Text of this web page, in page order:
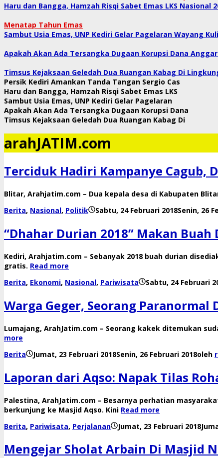
Haru dan Bangga, Hamzah Risqi Sabet Emas LKS
​Menatap Tahun Emas
Sambut Usia Emas, UNP Kediri Gelar Pagelaran Wayang
Apakah Akan Ada Tersangka Dugaan Korupsi Dana
Timsus Kejaksaan Geledah Dua Ruangan Kabag Di
Persik Kediri Amankan Tanda Tangan Sergio Cas
Haru dan Bangga, Hamzah Risqi Sabet Emas LKS
Sambut Usia Emas, UNP Kediri Gelar Pagelaran
Apakah Akan Ada Tersangka Dugaan Korupsi Dana
Timsus Kejaksaan Geledah Dua Ruangan Kabag Di
arahJATIM.com
Terciduk Hadiri Kampanye Cagub,
Blitar, Arahjatim.com – Dua kepala desa di Kabupaten
Berita, Nasional, Politik Sabtu, 24 Februari 2018Senin, 26
“Dhahar Durian 2018” Makan
Kediri, Arahjatim.com – Sebanyak 2018 buah durian
gratis. Read more
Berita, Ekonomi, Nasional, Pariwisata Sabtu, 24 Februari
Warga Geger, Seorang Paranormal
Lumajang, ArahJatim.com – Seorang kakek ditemukan
more
Berita
Jumat, 23 Februari 2018Senin, 26 Februari 2018oleh
Laporan dari Aqso: Napak Tilas
Palestina, ArahJatim.com – Besarnya perhatian
berkunjung ke Masjid Aqso. Kini Read more
Berita, Pariwisata, Perjalanan Jumat, 23 Februari 2018
Mengejar Sholat Arbain Di Masjid